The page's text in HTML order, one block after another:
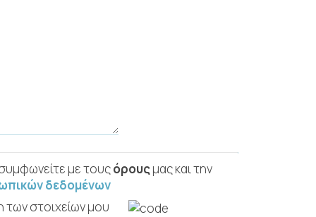
με τουςόρουςμας και την
δεδομένων
των στοιχείων μου